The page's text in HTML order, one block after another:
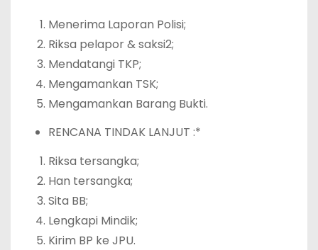
Menerima Laporan Polisi;
Riksa pelapor & saksi2;
Mendatangi TKP;
Mengamankan TSK;
Mengamankan Barang Bukti.
RENCANA TINDAK LANJUT :*
Riksa tersangka;
Han tersangka;
Sita BB;
Lengkapi Mindik;
Kirim BP ke JPU.